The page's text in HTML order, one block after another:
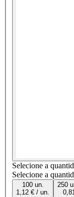
Selecione a
Selecione a
100 un.
1,12 € / un.
250